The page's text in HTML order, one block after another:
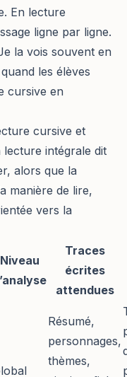
En lecture
ligne par ligne.
la vois souvent en
les élèves
cursive en
cursive et
intégrale dit
alors que la
manière de lire,
vers la
Niveau
Traces
écrites
attendues
Résumé,
personnages,
thèmes,